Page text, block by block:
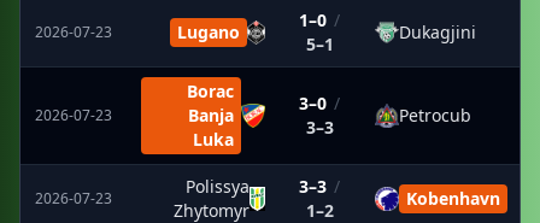
2026-07-23 Lugano
1–0 /
5–1
Dukagjini
2026-07-23
Borac
Banja
Luka
3–0 /
3–3
Petrocub
2026-07-23
Polissya
Zhytomyr
3–3 /
1–2
Kobenhavn